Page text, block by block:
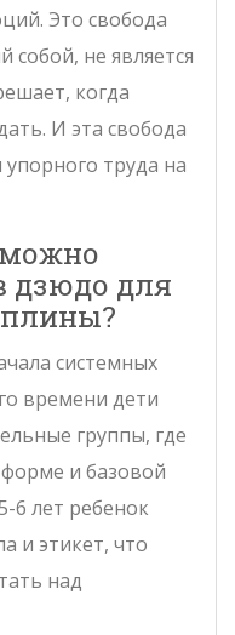
Это свобода
не является
когда
И эта свобода
труда на
можно
дзюдо для
системных
времени дети
группы, где
и базовой
6 лет ребенок
и этикет, что
над